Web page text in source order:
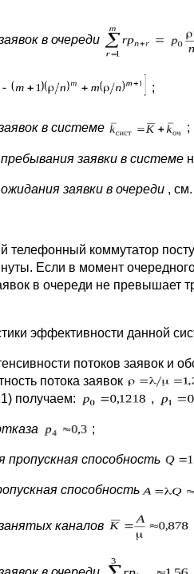
в очереди
;
в системе ;
заявки в системе
заявки в очереди ,
телефонный коммутатор
Если в момент
в очереди не превышает
эффективности данной
потоков заявок и
потока заявок
получаем:
,
;
пропускная способность
способность
каналов